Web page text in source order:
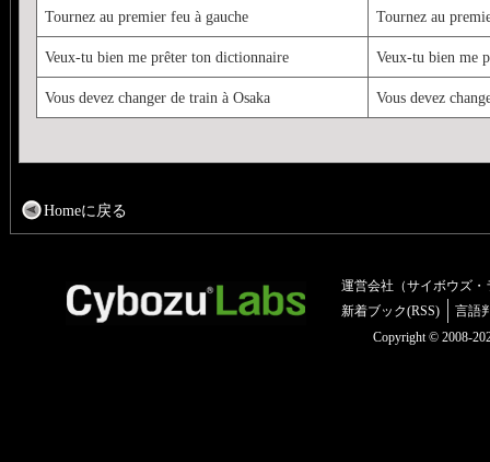
Tournez au premier feu à gauche Tournez au
Veux-tu bien me prêter ton dictionnaire Veux-tu bien me
Vous devez changer de train à Osaka Vous devez
Homeに戻る
運営会社（サイボウズ・
新着ブック(RSS)
言語
Copyright © 2008-